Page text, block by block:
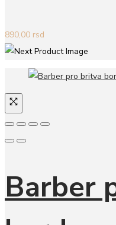
890,00 rsd
Barber